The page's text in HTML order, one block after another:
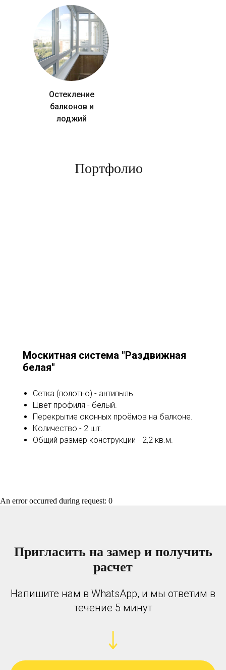
Остекление
балконов и
лоджий
Портфолио
Москитная система "Раздвижная
белая"
Сетка (полотно) - антипыль.
Цвет профиля - белый.
Перекрытие оконных проёмов на балконе.
Количество - 2 шт.
Общий размер конструкции - 2,2 кв.м.
An error occurred during request: 0
Пригласить на замер и получить
расчет
Напишите нам в WhatsApp, и мы ответим в
течение 5 минут